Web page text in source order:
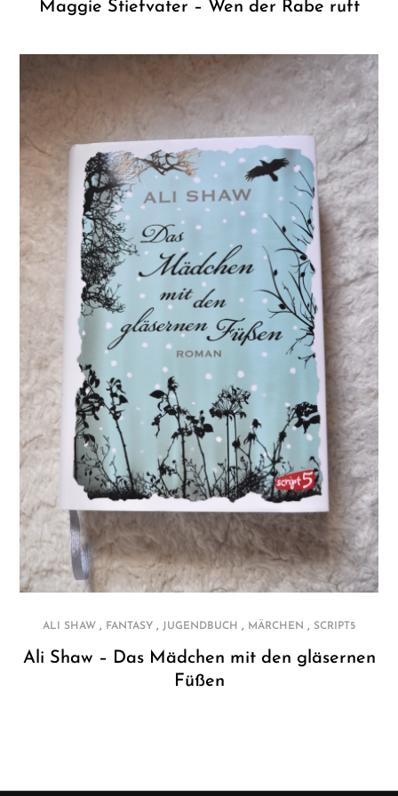
Maggie Stiefvater – Wen der Rabe ruft
ALI SHAW , FANTASY , JUGENDBUCH , MÄRCHEN , SCRIPT5
Ali Shaw – Das Mädchen mit den gläsernen
Füßen